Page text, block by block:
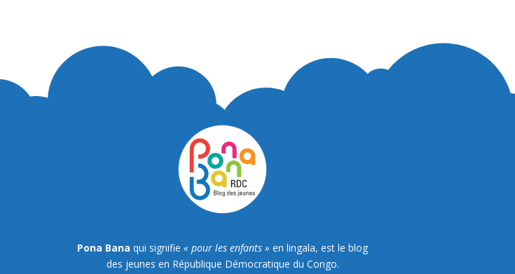
Pona Bana qui signifie« pour les enfants » en lingala, est le blog
des jeunes en République Démocratique du Congo.